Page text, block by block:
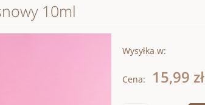
10ml
Wysyłka w:
Cena: 15,99 zł